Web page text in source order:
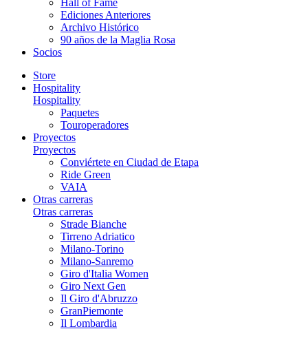
Hall of Fame
Ediciones Anteriores
Archivo Histórico
90 años de la Maglia Rosa
Socios
Store
Hospitality
Hospitality
Paquetes
Touroperadores
Proyectos
Proyectos
Conviértete en Ciudad de Etapa
Ride Green
VAIA
Otras carreras
Otras carreras
Strade Bianche
Tirreno Adriatico
Milano-Torino
Milano-Sanremo
Giro d'Italia Women
Giro Next Gen
Il Giro d'Abruzzo
GranPiemonte
Il Lombardia